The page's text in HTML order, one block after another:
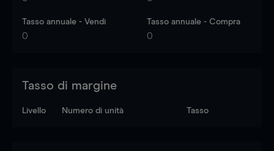
Tasso annuale - Vendi
0
Tasso annuale - Compra
0
Tasso di margine
Livello Numero di unità Tasso